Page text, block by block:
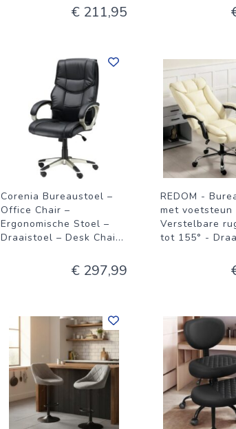
€ 211,95
Corenia Bureaustoel –
Office Chair –
Ergonomische Stoel –
Draaistoel – Desk Chai...
€ 297,99
REDOM -
met voetsteun
Verstelbare
tot 155° -